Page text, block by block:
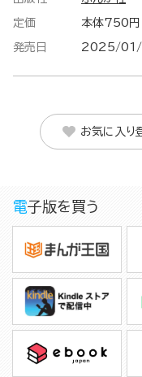
定価 本体750円
発売日 2025/
お気に入り
電子版を買う